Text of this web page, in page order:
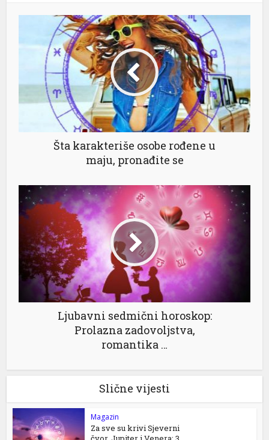
Šta karakteriše osobe rođene u
maju, pronađite se
Ljubavni sedmični horoskop:
Prolazna zadovoljstva,
romantika …
Slične vijesti
Magazin
Za sve su krivi Sjeverni